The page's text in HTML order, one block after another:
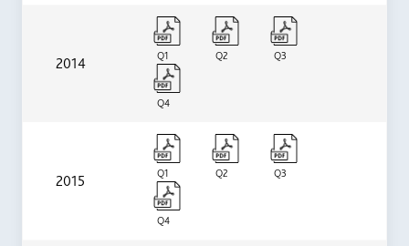
2014 Q1 Q2 Q3
Q4
2015 Q1 Q2 Q3
Q4